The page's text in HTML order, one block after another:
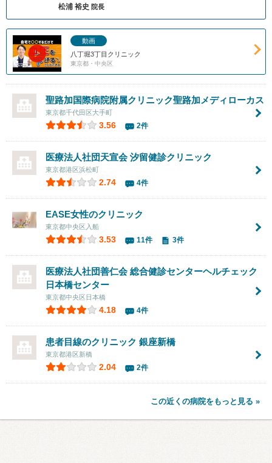
松浦 裕史 院長
動画
八丁堀3丁目クリニック
東京都・中央区
聖路加国際病院附属クリニック聖路加メディローカス
東京都千代田区大手町
3.56 2件
医療法人社団天宣会汐留健診クリニック
東京都港区浜松町
2.74 4件
EASE女性のクリニック
東京都中央区入船
3.53 11件 3件
医療法人社団善仁会 総合健診センターヘルチェック
日本橋センター
東京都中央区日本橋
4.18 4件
患者目線のクリニック 銀座新橋
東京都港区新橋
2.04 2件
この近くの病院をもっと見る »